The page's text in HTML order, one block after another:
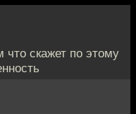
скажет по этому